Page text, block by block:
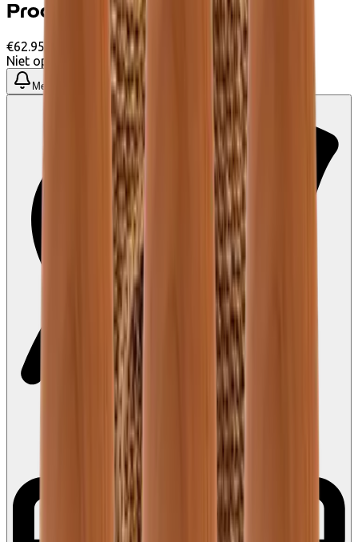
Productinformatie
€62.95
Niet op voorraad
Meld me wanneer beschikbaar